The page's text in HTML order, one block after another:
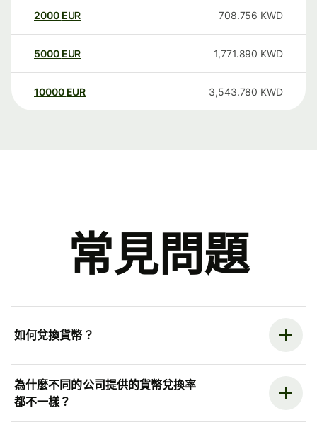
2000 EUR 708.756 KWD
5000 EUR 1,771.890 KWD
10000 EUR 3,543.780 KWD
常見問題
如何兌換貨幣？
為什麼不同的公司提供的貨幣兌換率
都不一樣？